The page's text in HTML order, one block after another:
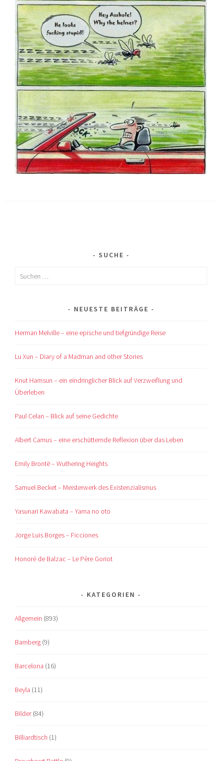
SUCHE
Suchen
NEUESTE BEITRÄGE
Herman Melville – eine epische und tiefgründige Reise
Lu Xun – Diary of a Madman and other Stories
Knut Hamsun – ein eindringlicher Blick auf Verzweiflung und
Überleben
Paul Celan – Blick auf seine Gedichte
Albert Camus – eine erschütternde Reflexion über das Leben
Emily Brontë – Wuthering Heights
Samuel Becket – Meisterwerk des Existenzialismus
Yasunari Kawabata – Yama no oto
Jorge Luis Borges – Ficciones
Honoré de Balzac – Le Père Goriot
KATEGORIEN
Allgemein (893)
Bamberg (9)
Barcelona (16)
Beyla (11)
Bilder(84)
Billiardtisch (1)